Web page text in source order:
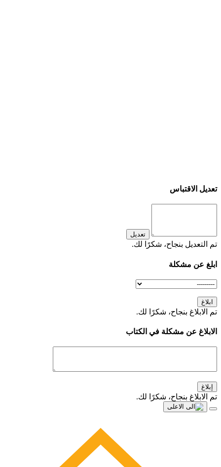
تعديل الاقتباس
تعديل
تم التعديل بنجاح، شكرًا لك.
ابلغ عن مشكلة
ابلاغ
تم الابلاغ بنجاح، شكرًا لك.
الابلاغ عن مشكلة في الكتاب
إبلاغ
تم الابلاغ بنجاح، شكرًا لك.